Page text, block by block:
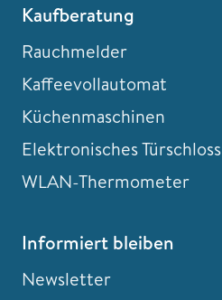
Kaufberatung
Rauchmelder
Kaffeevollautomat
Küchenmaschinen
Elektronisches Türschloss
WLAN-Thermometer
Informiert bleiben
Newsletter